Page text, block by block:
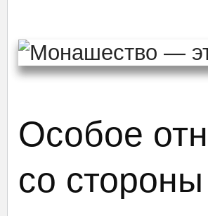
Особое
со